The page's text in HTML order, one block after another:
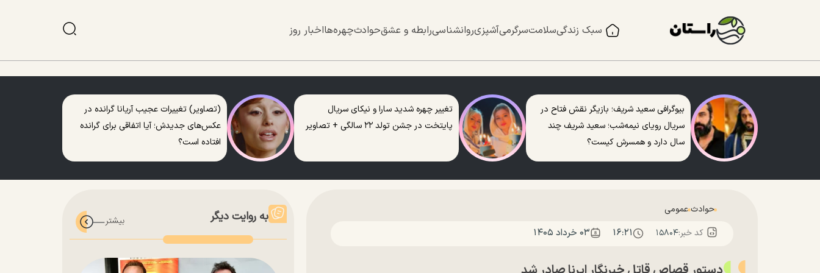
سبک زندگیسلامتسرگرمیآشپزیروانشناسیرابطه و عشقحوادثچهره‌هااخبار روز
بیوگرافی سعید شریف؛ بازیگر نقش فتاح در
سریال رویای نیمه‌شب؛ سعید شریف چند
سال دارد و همسرش کیست؟
تغییر چهره شدید سارا و نیکای سریال
پایتخت در جشن تولد ۲۲ سالگی + تصاویر
(تصاویر) تغییرات عجیب آریانا گرانده در
عکس‌های جدیدش؛ آیا اتفاقی برای گرانده
افتاده است؟
حوادث عمومی
کد خبر:۱۵۸۰۴ ۱۶:۲۱ ۰۳ خرداد ۱۴۰۵
به روایت دیگر